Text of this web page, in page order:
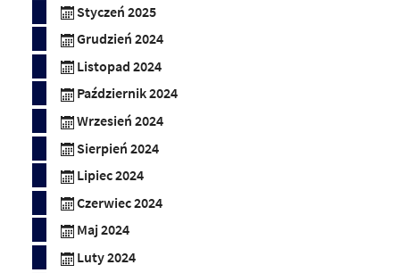
Styczeń 2025
Grudzień 2024
Listopad 2024
Październik 2024
Wrzesień 2024
Sierpień 2024
Lipiec 2024
Czerwiec 2024
Maj 2024
Luty 2024